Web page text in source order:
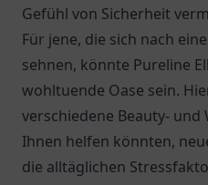
Gefühl von Sicherheit
Für jene, die sich nach
sehnen, könnte Pureline
wohltuende Oase sein.
verschiedene Beauty- und
Ihnen helfen könnten,
die alltäglichen